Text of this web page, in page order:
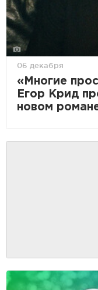
06 декабря
«Многие
Егор Крид
новом